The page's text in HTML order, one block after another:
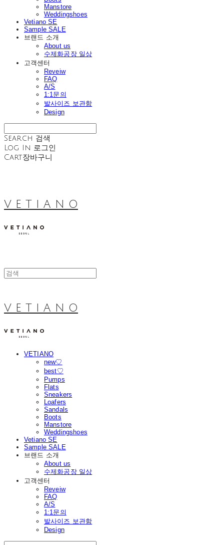
Manstore
Weddingshoes
Vetiano SE
Sample SALE
브랜드 소개
About us
수제화공장 일상
고객센터
Reveiw
FAQ
A/S
1:1문의
발사이즈 보관함
Design
Search 검색
Log In 로그인
Cart장바구니
V E T I A N O
V E T I A N O
VETIANO
new♡
best♡
Pumps
Flats
Sneakers
Loafers
Sandals
Boots
Manstore
Weddingshoes
Vetiano SE
Sample SALE
브랜드 소개
About us
수제화공장 일상
고객센터
Reveiw
FAQ
A/S
1:1문의
발사이즈 보관함
Design